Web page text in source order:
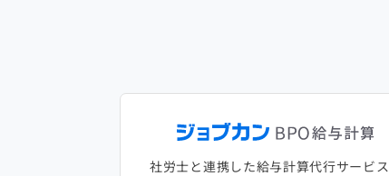
社労士と連携した給与計算代行サービス